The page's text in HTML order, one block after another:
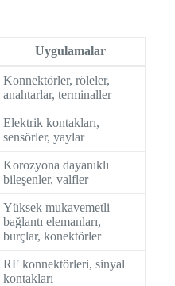
Uygulamalar
Konnektörler, röleler,
anahtarlar, terminaller
Elektrik kontakları,
sensörler, yaylar
Korozyona dayanıklı
bileşenler, valfler
Yüksek mukavemetli
bağlantı elemanları,
burçlar, konektörler
RF konnektörleri, sinyal
kontakları